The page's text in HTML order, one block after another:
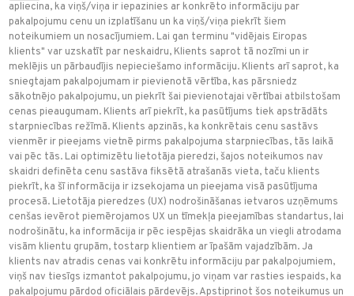
apliecina, ka viņš/viņa ir iepazinies ar konkrēto informāciju par
pakalpojumu cenu un izplatīšanu un ka viņš/viņa piekrīt šiem
noteikumiem un nosacījumiem. Lai gan terminu "vidējais Eiropas
klients" var uzskatīt par neskaidru, Klients saprot tā nozīmi un ir
meklējis un pārbaudījis nepieciešamo informāciju. Klients arī saprot, ka
sniegtajam pakalpojumam ir pievienotā vērtība, kas pārsniedz
sākotnējo pakalpojumu, un piekrīt šai pievienotajai vērtībai atbilstošam
cenas pieaugumam. Klients arī piekrīt, ka pasūtījums tiek apstrādāts
starpniecības režīmā. Klients apzinās, ka konkrētais cenu sastāvs
vienmēr ir pieejams vietnē pirms pakalpojuma starpniecības, tās laikā
vai pēc tās. Lai optimizētu lietotāja pieredzi, šajos noteikumos nav
skaidri definēta cenu sastāva fiksētā atrašanās vieta, taču klients
piekrīt, ka šī informācija ir izsekojama un pieejama visā pasūtījuma
procesā. Lietotāja pieredzes (UX) nodrošināšanas ietvaros uzņēmums
cenšas ievērot piemērojamos UX un tīmekļa pieejamības standartus, lai
nodrošinātu, ka informācija ir pēc iespējas skaidrāka un viegli atrodama
visām klientu grupām, tostarp klientiem ar īpašām vajadzībām. Ja
klients nav atradis cenas vai konkrētu informāciju par pakalpojumiem,
viņš nav tiesīgs izmantot pakalpojumu, jo viņam var rasties iespaids, ka
pakalpojumu pārdod oficiālais pārdevējs. Apstiprinot šos noteikumus un